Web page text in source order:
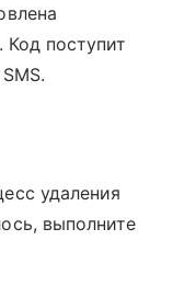
Код поступит
удаления
выполните